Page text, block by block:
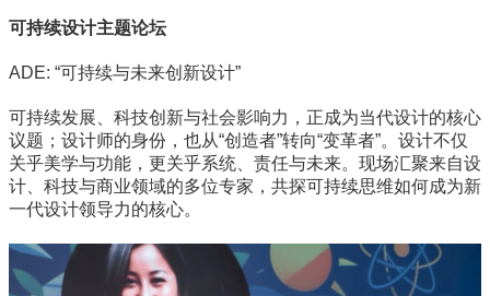
可持续设计主题论坛
ADE: “可持续与未来创新设计”
可持续发展、科技创新与社会影响力，正成为当代设计的核心
议题；设计师的身份，也从“创造者”转向“变革者”。设计不仅
关乎美学与功能，更关乎系统、责任与未来。现场汇聚来自设
计、科技与商业领域的多位专家，共探可持续思维如何成为新
一代设计领导力的核心。